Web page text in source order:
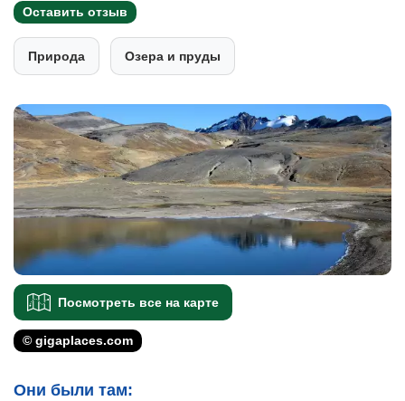
Оставить отзыв
Природа Озера и пруды
Посмотреть все на карте
© gigaplaces.com
Они были там: